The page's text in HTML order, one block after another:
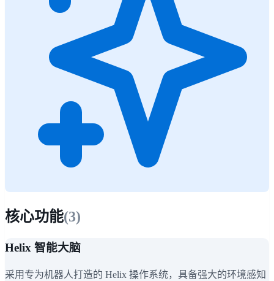
核心功能(3)
Helix 智能大脑
采用专为机器人打造的 Helix 操作系统，具备强大的环境感知